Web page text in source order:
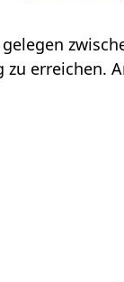
zu erreichen.